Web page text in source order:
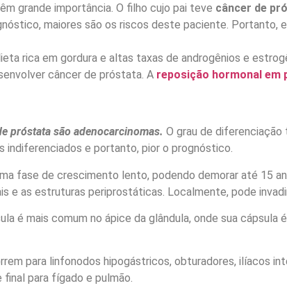
grande importância. O filho cujo pai teve câncer de
maiores são os riscos deste paciente.
rica em gordura e altas taxas de androgênios e
câncer de próstata. A reposição hormonal em
próstata são adenocarcinomas. O grau de
indiferenciados e portanto, pior o prognóstico.
fase de crescimento lento, podendo demorar até 15
e as estruturas periprostáticas. Localmente, pode
é mais comum no ápice da glândula, onde sua
para linfonodos hipogástricos, obturadores, ilíacos
final para fígado e pulmão.